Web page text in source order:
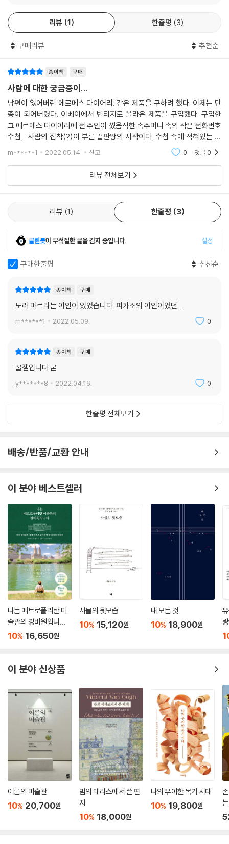
그들을 중심으로 파리의 예술가와 지식인 무리가 모였다. 나치 경찰의 단
속을, 누군가의 밀고를, 때로는 폭격을 피하기 위해, 물자 부족에서 벗어나
다. 삶은 권태를 버티지 못한다. 무료한 시간을 채우기 위한 '축제'가 이어
호텔방으로 달려가기도 했다. 그리고 합법적으로 구할 수 있는 술은 무엇
이든 찾아내서 마셨다. 바타유의 집에서 모였을 때 너무 많이 취한 도라가
두 손을 뿔처럼 이마에 얹고 황소 흉내를 내면서 사람들에 달려든 일화도
등장한다. --- p.142~144
내가 행한 조사, 내가 던진 질문들과 나의 고집에 대해 도라는 무슨 생각을
할까? 아마도 처음에는 그 수첩이 내 손에 들어왔다는 사실이, 그리고 수
른다. 하지만 곧 화가 났을 것이다. 도라는 “누군가 나에 대해 글을 쓰는 것
이 싫다”고 말했다. 그런 글들은 “중요하지도 않은 것들을 시시콜콜 모아
(중략)... 나는 도라 마르의 나약함 때문에 가슴이 뭉클했고, 도라 마르의
힘에서 깊은 인상을 받았다. 그녀는 분명 사랑보다는 숭배의 대상이 되고
싶어했다. 시간이 가면 사람들이 자기 작품의 진가를 알아볼 거라고 확신
했다.
--- p.337
5년 카페 되 마고에서 피카소를 만나고, 이 년 뒤 〈게르니카〉를 그리는 육
주 동안의 작업을 사진으로 기록하면서 피카소의 '공식적인 연인'이 된다.
무엇보다도 그녀를 모델로 한 피카소의 그림 〈우는 여인〉이 너무도 유명해
로는 더 오래 집밖으로 나가지 않는다. “난 사막에 있어야 해요.” 그녀는 한
친구에게 말한다. “그림을 그리는 동안 신비의 아우라가 나를 둘러싸게 만
들 거예요. 사람들이 내가 해놓은 것을 보고 싶게 해야죠. 모두 나를 피카소
의 연인으로 기억할 뿐 화가로 받아들이질 않잖아요.” 도라는 스스로를 다
시 만들어내야 함을, 사람들의 뇌리에서 '우는 여인'을 지워야 함을, 새로운
이야기를 써내야 함을 알고 있다. _034쪽
그 자신 사진예술의 태동기에 초현실주의 사진가로 이름을 날렸던 도라 마
두와 연결되어 있었다. 그러나 피카소와 결별하고 난 뒤 도라 마르는 예술
계의 중심으로부터 급격히 멀어진다. 정신적으로도 무너지기 시작한 도라
이 등장한다. 바로 자크 라캉이다. 도라 마르는 자크 라캉에게 주기적으로
지지 않았고 그 자리는 비틀린 정치적 신념과 종교적 열정으로 채워진다.
예술계에서 이렇다할 평가를 받지 못했고, 그녀는 사부아가의 아파트에 칩
거한 채 서서히 자신을 알던 이들과 인연을 끊는다. 피카소의 장례식에도,
만 소통한다. 그렇게 홀로 긴 세월 칩거 생활을 하던 도라 마르는 1997년
그러나 도라 마르의 작품들은 21세기 들어 다시 주목을 받기 시작한다. 20
19년 런던의 테이트모던과 파리의 퐁피두센터가 대규모 회고전을 열어 피
한다.
한 존재의 여러 얼굴, 한 사람을 안다는 것은 무엇인가
한, 자유롭고 빛나는, 그러나 성마른 성격의 젊은 사진작가다.
이다.
네번째는 정신분석과 종교와 그림의 힘으로 다시 일어선, 내가 가진 1951
년의 수첩의 주인이다.
다섯번째는 서서히 외부세계와 단절되어 예술과 침묵과 명상 속에 칩거한
여인이다.
그리고 여섯번째, 사람을 피하고 오로지 전화통화로만 세상과 연결된 늙은
도라다. _335쪽
피카소라는 너무도 강렬한 천재의 광채에 가려진, 자신의 삶과 예술보다
훨씬 유명한 그림 〈우는 여인〉 속에 갇혀버린 한 여성에 대한 연민으로, 벤
케문은 이해할 수도, 받아들일 수도 없는 도라 마르의 어두운 면조차 껴안
고자 노력한다. 수첩 속 인물들의 관계와 행적을 추적하는 지난한 작업과
자기 자신으로 살고자 했던 한 여성 예술가의 초상을 완성해낸다.
하기 위해 프랑스판 원서와 영어판에 들어있지 않은 도라 마르의 작품들을
저작권자의 동의를 구해 컬러로 수록했다. 아울러 도라 마르의 연표도 만
들어 책 말미에 실어 독자의 이해를 돕고자 했다.
용감하고 깊이 있는 탐사 프로젝트... 수십 년간 한 큐비스트의 제한된 해석
에 갇혀 있었던 여성을 제대로 대하고 있는 책._ 뉴욕 타임스The New Y
ork Times
20세기 파리와 아방가르드에 대한 매우 흥미로운 탐구. 현대미술과 초현
실주의 애호가라면 반드시 읽어야할 책. _ 퍼블리셔스 위클리Publishers
리뷰 1 한줄평 3
구매리뷰 추천순
종이책 구매
사람에 대한 궁금증이...
남편이 잃어버린 에르메스 다이어리. 같은 제품을 구하려 했다. 이제는 단
종이 되어버렸다. 이베이에서 빈티지로 올라온 제품을 구입했다. 구입한
그 에르메스 다이어리에 전 주인이 썼음직한 속주머니 속의 작은 전화번호
수첩. 사람의 집착(?)이 부른 끝판왕의 시작이다. 수첩 속에 적혀있는 많
은 사람의 이름과 주소... 그 이름은 2차세계대전 직후의 위대한 에술가들
m******1 2022.05.14. 신고 0 댓글0
리뷰 전체보기
리뷰 1 한줄평 3
클린봇이 부적절한 글을 감지 중입니다. 설정
구매한줄평 추천순
종이책 구매
도라 마르라는 여인이 있었습니다. 피카소의 여인이었던...
m******1 2022.05.09. 0
종이책 구매
꿀잼입니다 굳
y*******8 2022.04.16. 0
한줄평 전체보기
배송/반품/교환 안내
이 분야 베스트셀러
나는 메트로폴리탄 미
술관의 경비원입니다
(25만 부 기념 전면 개
10% 16,650원
사물의 뒷모습
10% 15,120원
내 모든 것
10% 18,900원
이 분야 신상품
어른의 미술관
10% 20,700원
밤의 테라스에서 쓴 편
지
10% 18,000원
나의 우아한 목기 시대
10% 19,800원